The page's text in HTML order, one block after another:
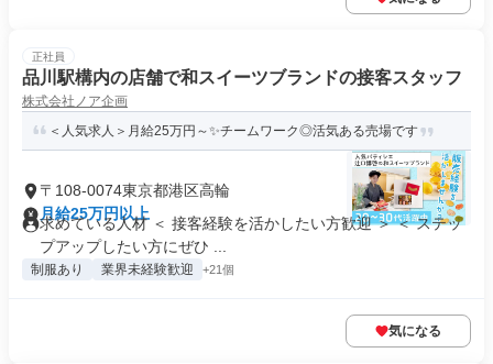
正社員
品川駅構内の店舗で和スイーツブランドの接客スタッフ
株式会社ノア企画
＜人気求人＞月給25万円～✨チームワーク◎活気ある売場です
〒108-0074東京都港区高輪
月給25万円以上
求めている人材 ＜ 接客経験を活かしたい方歓迎 ＞ ＜ ステッ
プアップしたい方にぜひ ...
制服あり 業界未経験歓迎 +21個
気になる